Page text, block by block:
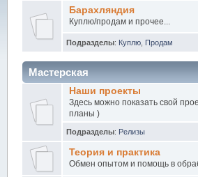
Барахляндия
Куплю/продам и прочее...
Подразделы: Куплю, Продам
Мастерская
Наши проекты
Здесь можно показать свой
планы )
Подразделы: Релизы
Теория и практика
Обмен опытом и помощь в